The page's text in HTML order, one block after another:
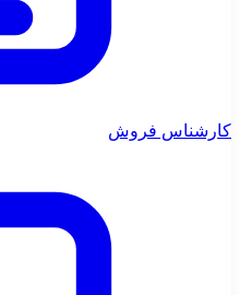
کارشناس فروش